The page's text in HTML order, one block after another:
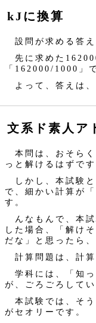
kJに換算
設問が求める答え
先に求めた
「162000/1000」
よって、答えは、
文系ド素人ア
本問は、おそらく
っと解けるはずです
しかし、本試験と
で、細かい計算が
す。
んなもんで、本試
した場合、「解け
だな」と思ったら、
計算問題は、計算
学科には、「知っ
が、ごろごろしてい
本試験では、そう
がセオリーです。